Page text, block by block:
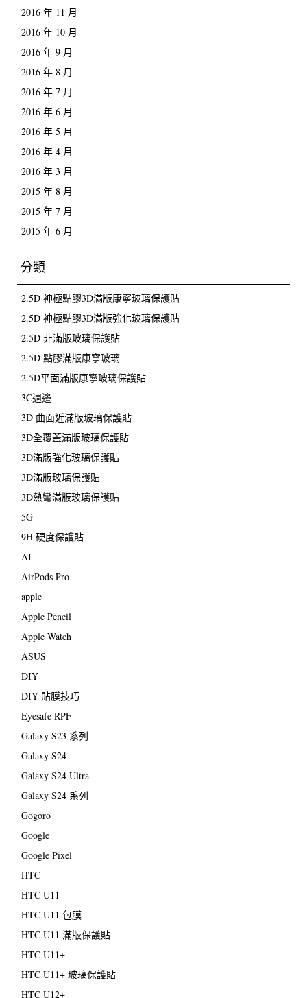
2016 年 11 月
2016 年 10 月
2016 年 9 月
2016 年 8 月
2016 年 7 月
2016 年 6 月
2016 年 5 月
2016 年 4 月
2016 年 3 月
2015 年 8 月
2015 年 7 月
2015 年 6 月
分類
2.5D 神極點膠3D滿版康寧玻璃保護貼
2.5D 神極點膠3D滿版強化玻璃保護貼
2.5D 非滿版玻璃保護貼
2.5D 點膠滿版康寧玻璃
2.5D平面滿版康寧玻璃保護貼
3C週邊
3D 曲面近滿版玻璃保護貼
3D全覆蓋滿版玻璃保護貼
3D滿版強化玻璃保護貼
3D滿版玻璃保護貼
3D熱彎滿版玻璃保護貼
5G
9H 硬度保護貼
AI
AirPods Pro
apple
Apple Pencil
Apple Watch
ASUS
DIY
DIY 貼膜技巧
Eyesafe RPF
Galaxy S23 系列
Galaxy S24
Galaxy S24 Ultra
Galaxy S24 系列
Gogoro
Google
Google Pixel
HTC
HTC U11
HTC U11 包膜
HTC U11 滿版保護貼
HTC U11+
HTC U11+ 玻璃保護貼
HTC U12+